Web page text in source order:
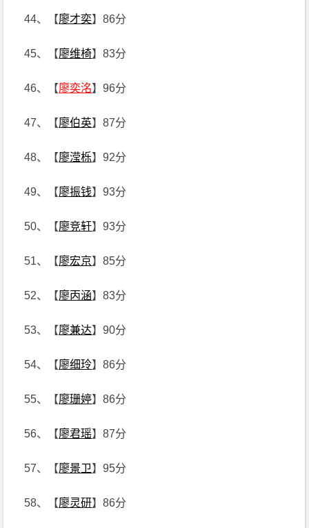
44、【廖才奕】86分
45、【廖维椅】83分
46、【廖奕洺】96分
47、【廖伯英】87分
48、【廖滢栎】92分
49、【廖振钱】93分
50、【廖竞轩】93分
51、【廖宏京】85分
52、【廖丙涵】83分
53、【廖兼达】90分
54、【廖细玲】86分
55、【廖珊婷】86分
56、【廖君瑶】87分
57、【廖景卫】95分
58、【廖灵研】86分